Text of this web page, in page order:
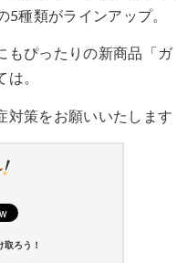
5種類がラインアップ。
もぴったりの新商品「ガ
は。
対策をお願いいたします
ろう！